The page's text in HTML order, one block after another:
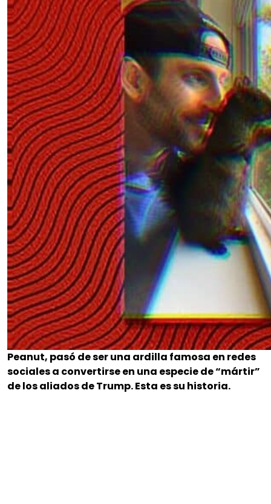
Peanut, pasó de ser una ardilla famosa en redes
sociales a convertirse en una especie de “mártir”
de los aliados de Trump. Esta es su historia.